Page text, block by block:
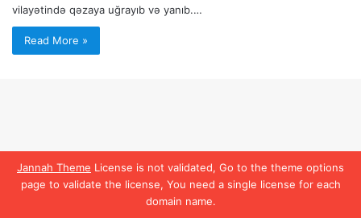
Jannah Theme License is not validated, Go to the theme options
page to validate the license, You need a single license for each
domain name.
vilayətində qəzaya uğrayıb və yanıb.…
Read More »